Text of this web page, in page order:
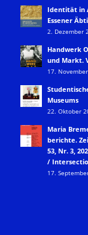
Identität in
Essener
2. Dezember
Handwerk
und Markt.
17.
Museums
22. Oktober
Maria
berichte.
53, Nr. 3,
/
17.